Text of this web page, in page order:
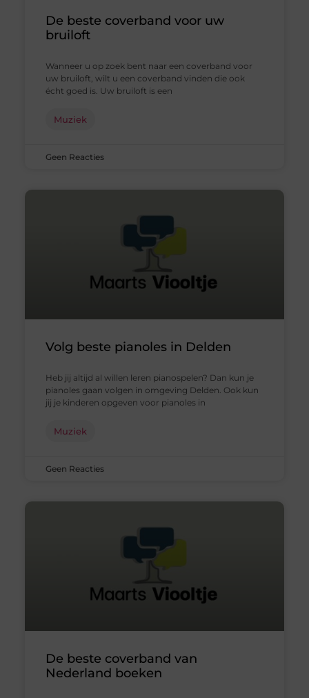
De beste coverband voor uw
bruiloft
Wanneer u op zoek bent naar een coverband voor
uw bruiloft, wilt u een coverband vinden die ook
écht goed is. Uw bruiloft is een
Muziek
Geen Reacties
Volg beste pianoles in Delden
Heb jij altijd al willen leren pianospelen? Dan kun je
pianoles gaan volgen in omgeving Delden. Ook kun
jij je kinderen opgeven voor pianoles in
Muziek
Geen Reacties
De beste coverband van
Nederland boeken